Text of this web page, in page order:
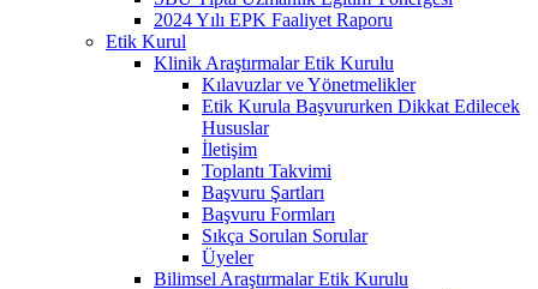
2024 Yılı EPK Faaliyet Raporu
Etik Kurul
Klinik Araştırmalar Etik Kurulu
Kılavuzlar ve Yönetmelikler
Etik Kurula Başvururken Dikkat Edilecek
Hususlar
İletişim
Toplantı Takvimi
Başvuru Şartları
Başvuru Formları
Sıkça Sorulan Sorular
Üyeler
Bilimsel Araştırmalar Etik Kurulu